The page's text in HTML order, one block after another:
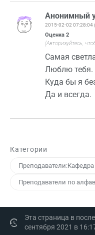
Анонимный
2015-02-02 07:28:04
Оценка 2
(Авторизуйтесь,
Самая
Люблю тебя.
Куда бы я
Да и всегда.
Категории
Преподаватели по
Эта страница в
сентября 2021 в